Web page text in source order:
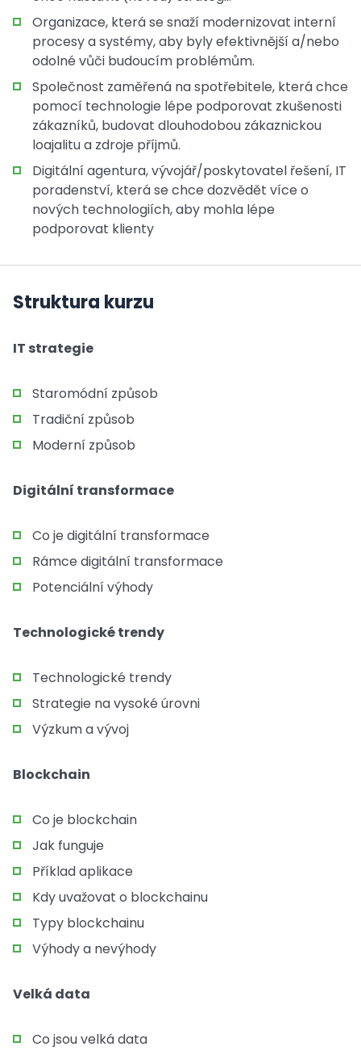
Organizace, která se snaží modernizovat interní
procesy a systémy, aby byly efektivnější a/nebo
odolné vůči budoucím problémům.
Společnost zaměřená na spotřebitele, která chce
pomocí technologie lépe podporovat zkušenosti
zákazníků, budovat dlouhodobou zákaznickou
loajalitu a zdroje příjmů.
Digitální agentura, vývojář/poskytovatel řešení, IT
poradenství, která se chce dozvědět více o
nových technologiích, aby mohla lépe
podporovat klienty
Struktura kurzu
IT strategie
Staromódní způsob
Tradiční způsob
Moderní způsob
Digitální transformace
Co je digitální transformace
Rámce digitální transformace
Potenciální výhody
Technologické trendy
Technologické trendy
Strategie na vysoké úrovni
Výzkum a vývoj
Blockchain
Co je blockchain
Jak funguje
Příklad aplikace
Kdy uvažovat o blockchainu
Typy blockchainu
Výhody a nevýhody
Velká data
Co jsou velká data